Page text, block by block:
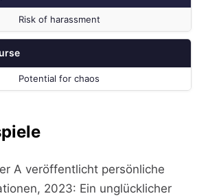
Risk of harassment
Potential for chaos
A veröffentlicht persönliche
2023: Ein unglücklicher